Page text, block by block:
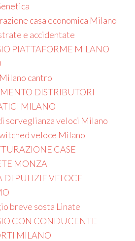
casa economica Milano
e accidentate
PIATTAFORME MILANO
cantro
DISTRIBUTORI
MILANO
sorveglianza veloci Milano
veloce Milano
CASE
MONZA
DI PULIZIE VELOCE
breve sosta Linate
CON CONDUCENTE
MILANO